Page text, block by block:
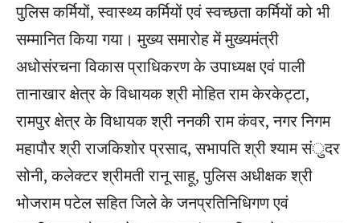
पुलिस कर्मियों, स्वास्थ्य कर्मियों एवं स्वच्छता कर्मियों को भी
सम्मानित किया गया। मुख्य समारोह में मुख्यमंत्री
अधोसंरचना विकास प्राधिकरण के उपाध्यक्ष एवं पाली
तानाखार क्षेत्र के विधायक श्री मोहित राम केरकेट्टा,
रामपुर क्षेत्र के विधायक श्री ननकी राम कंवर, नगर निगम
महापौर श्री राजकिशोर प्रसाद, सभापति श्री श्याम संुदर
सोनी, कलेक्टर श्रीमती रानू साहू, पुलिस अधीक्षक श्री
भोजराम पटेल सहित जिले के जनप्रतिनिधिगण एवं